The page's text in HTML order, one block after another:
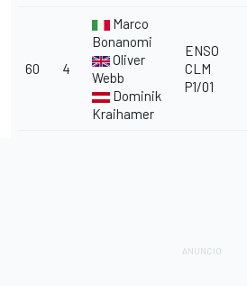
60 4
Marco
Bonanomi
Oliver
Webb
Dominik
Kraihamer
ENSO
CLM
P1/01